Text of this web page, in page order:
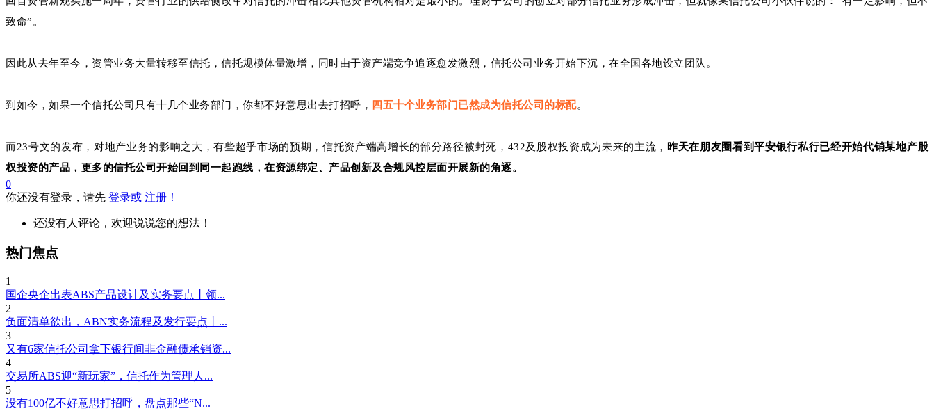
致命”。
因此从去年至今，资管业务大量转移至信托，信托规模体量激增，同时由于资产端竞争追逐愈发激烈，信托公司业务开始下沉，在全国各地设立团队。
到如今，如果一个信托公司只有十几个业务部门，你都不好意思出去打招呼， 四五十个业务部门已然成为信托公司的标配。
而23号文的发布，对地产业务的影响之大，有些超乎市场的预期，信托资产端高增长的部分路径被封死，432及股权投资成为未来的主流， 昨天在朋友圈看到平安银行私行已经开始代销某地产股
权投资的产品，更多的信托公司开始回到同一起跑线，在资源绑定、产品创新及合规风控层面开展新的角逐。
0
你还没有登录，请先 登录或 注册！
还没有人评论，欢迎说说您的想法！
热门焦点
1
国企央企出表ABS产品设计及实务要点丨领...
2
负面清单欲出，ABN实务流程及发行要点丨...
3
又有6家信托公司拿下银行间非金融债承销资...
4
交易所ABS迎“新玩家”，信托作为管理人...
5
没有100亿不好意思打招呼，盘点那些“N...